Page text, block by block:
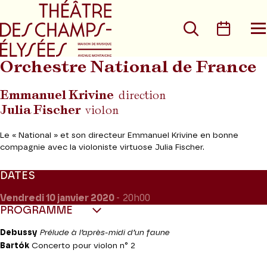
Aller au menu principal
Rechercher
Orchestre National de France
Emmanuel Krivine direction
Julia Fischerviolon
Le « National » et son directeur Emmanuel Krivine en bonne
compagnie avec la violoniste virtuose Julia Fischer.
DATES
Vendredi 10 janvier 2020 - 20h00
PROGRAMME
Debussy Prélude à l’après-midi d’un faune
Bartók Concerto pour violon n° 2